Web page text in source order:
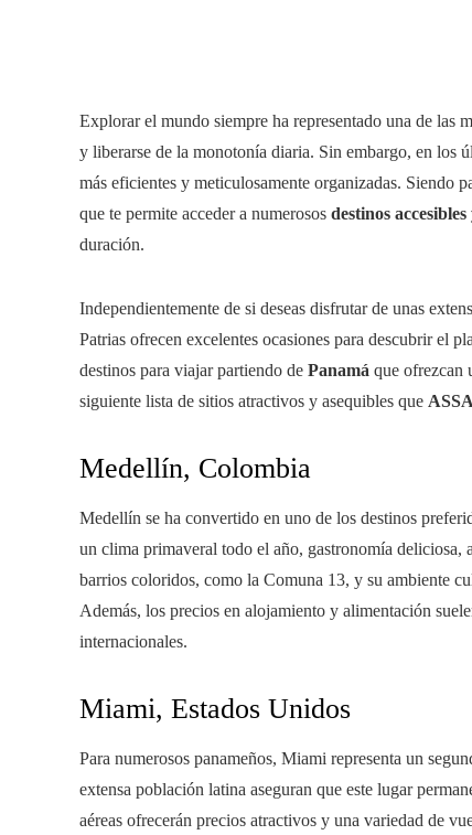
Explorar el mundo siempre ha representado una de las
y liberarse de la monotonía diaria. Sin embargo, en los
más eficientes y meticulosamente organizadas. Siendo
que te permite acceder a numerosos destinos
duración.
Independientemente de si deseas disfrutar de unas
Patrias ofrecen excelentes ocasiones para descubrir el
destinos para viajar partiendo de Panamá que ofrezcan
siguiente lista de sitios atractivos y asequibles que
Medellín, Colombia
Medellín se ha convertido en uno de los destinos
un clima primaveral todo el año, gastronomía deliciosa,
barrios coloridos, como la Comuna 13, y su ambiente
Además, los precios en alojamiento y alimentación
internacionales.
Miami, Estados Unidos
Para numerosos panameños, Miami representa un
extensa población latina aseguran que este lugar
aéreas ofrecerán precios atractivos y una variedad de